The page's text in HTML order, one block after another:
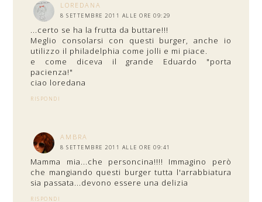
LOREDANA
8 SETTEMBRE 2011 ALLE ORE 09:29
...certo se ha la frutta da buttare!!!
Meglio consolarsi con questi burger, anche io
utilizzo il philadelphia come jolli e mi piace.
e come diceva il grande Eduardo "porta
pacienza!"
ciao loredana
RISPONDI
AMBRA
8 SETTEMBRE 2011 ALLE ORE 09:41
Mamma mia...che personcina!!!! Immagino però
che mangiando questi burger tutta l'arrabbiatura
sia passata...devono essere una delizia
RISPONDI